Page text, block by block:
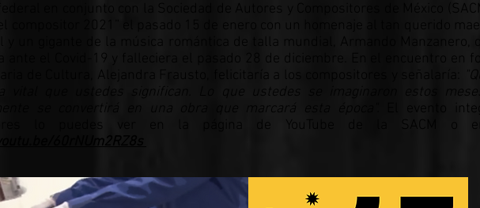
en conjunto con la Sociedad de Autores y Compositores de México
compositor 2021” el pasado 15 de enero con un homenaje al tan querido
y un gigante de la música romántica de talla mundial, Armando Manzanero,
ante el Covid-19 y falleciera el pasado 28 de diciembre. En el encuentro en
de Cultura, Alejandra Frausto, felicitaría a los compositores y señalaría:
vital que ustedes significan. Lo que ustedes se imaginaron estos
se convertirá en una obra que marcará esta época".
El evento
lo puedes ver en la página de YouTube de la SACM o
60rNUm2RZ8s